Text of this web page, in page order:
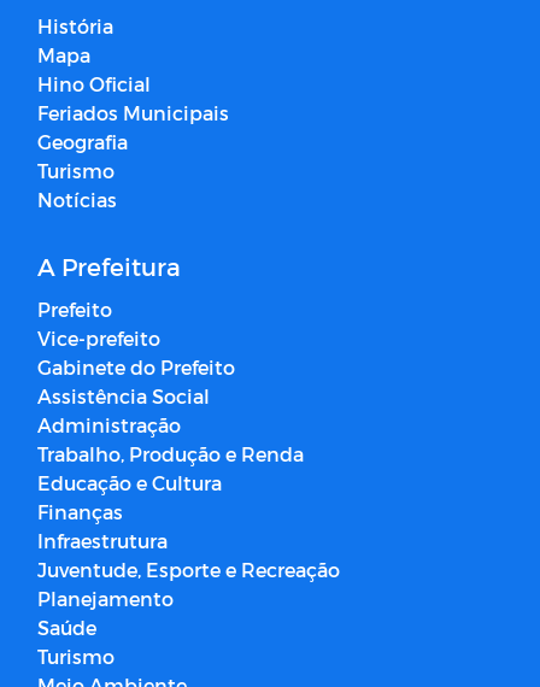
História
Mapa
Hino Oficial
Feriados Municipais
Geografia
Turismo
Notícias
A Prefeitura
Prefeito
Vice-prefeito
Gabinete do Prefeito
Assistência Social
Administração
Trabalho, Produção e Renda
Educação e Cultura
Finanças
Infraestrutura
Juventude, Esporte e Recreação
Planejamento
Saúde
Turismo